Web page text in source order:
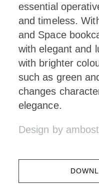
essential
and timeless.
and Space
with elegant and
with brighter
such as green
changes
elegance.
Design by